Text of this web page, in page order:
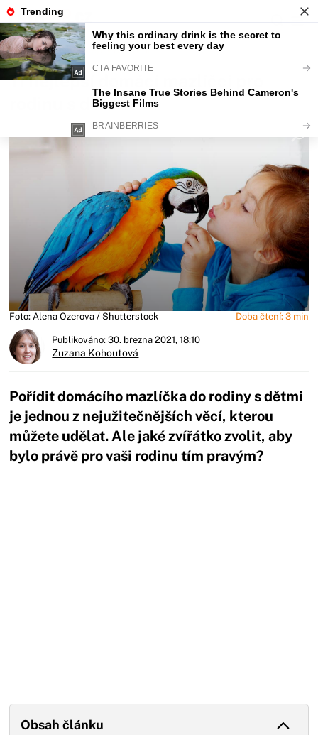
Fajntip.cz Recepty a Vaření
Ti nejlepší domácí mazlíčci pro
rodinu s dětmi
Foto: Alena Ozerova / Shutterstock Doba čtení: 3 min
Publikováno: 30. března 2021, 18:10
Zuzana Kohoutová
Pořídit domácího mazlíčka do rodiny s dětmi
je jednou z nejužitečnějších věcí, kterou
můžete udělat. Ale jaké zvířátko zvolit, aby
bylo právě pro vaši rodinu tím pravým?
Obsah článku